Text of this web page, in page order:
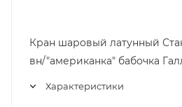
Кран шаровый латунный
вн/"американка" бабочка
Характеристики